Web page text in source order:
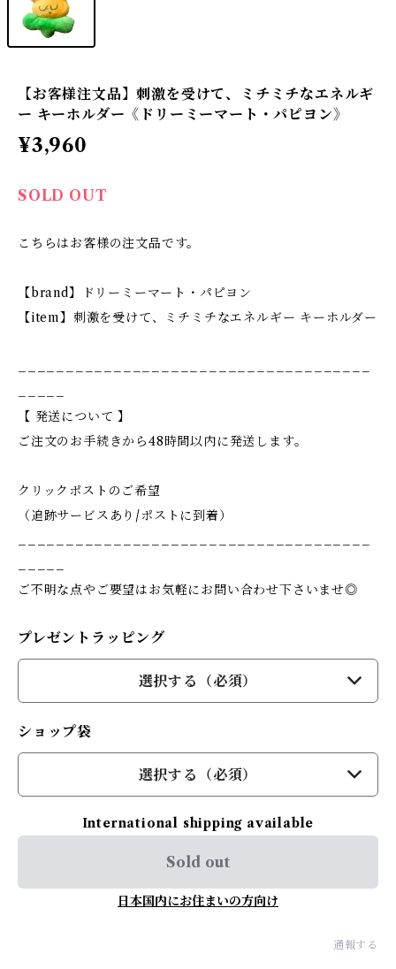
【お客様注文品】刺激を受けて、ミチミチなエネルギ
ー キーホルダー《ドリーミーマート・パピヨン》
¥3,960
SOLD OUT
こちらはお客様の注文品です。
【brand】ドリーミーマート・パピヨン
【item】刺激を受けて、ミチミチなエネルギー キーホルダー
【 発送について 】
ご注文のお手続きから48時間以内に発送します。
クリックポストのご希望
（追跡サービスあり/ポストに到着）
ご不明な点やご要望はお気軽にお問い合わせ下さいませ◎
プレゼントラッピング
選択する（必須）
ショップ袋
選択する（必須）
International shipping available
Sold out
日本国内にお住まいの方向け
通報する